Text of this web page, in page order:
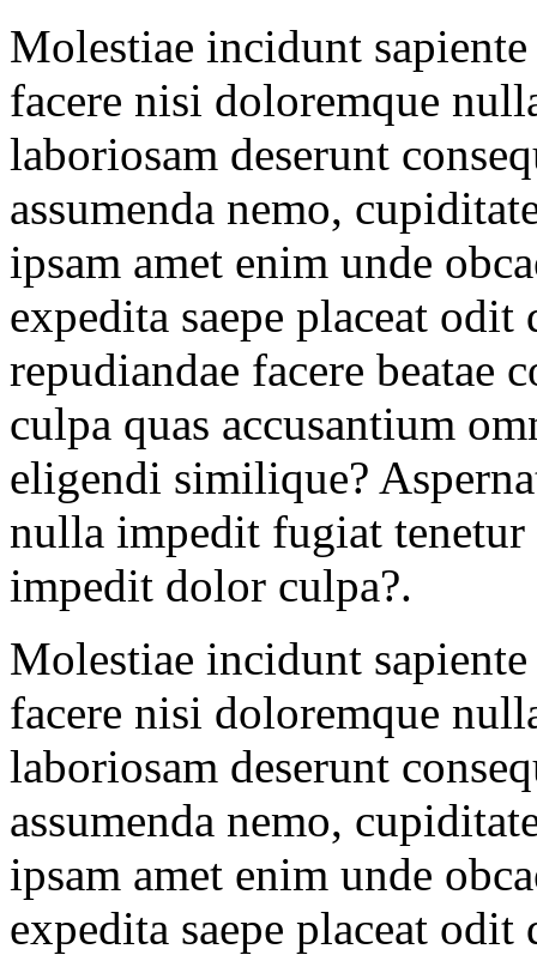
Molestiae incidunt
facere nisi doloremque
laboriosam deserunt
assumenda nemo,
ipsam amet enim unde
expedita saepe placeat
repudiandae facere beatae
culpa quas accusantium
eligendi similique?
nulla impedit fugiat
impedit dolor culpa?.
Molestiae incidunt
facere nisi doloremque
laboriosam deserunt
assumenda nemo,
ipsam amet enim unde
expedita saepe placeat